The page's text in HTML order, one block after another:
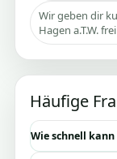
Wir geben dir
Hagen a.T.W.
Häufige
Wie schnell kann